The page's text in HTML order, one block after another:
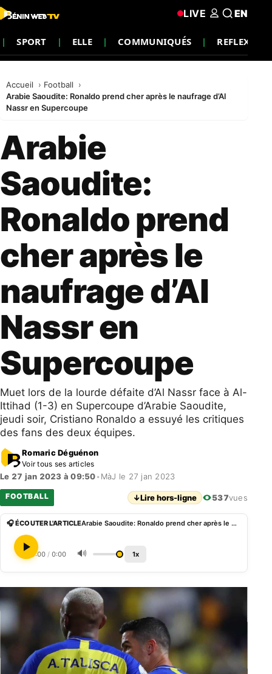
SPORT ELLE COMMUNIQUÉS REFLEXION
LIVE EN
Accueil
Football
Arabie Saoudite: Ronaldo prend cher après le naufrage d’Al
Nassr en Supercoupe
Arabie
Saoudite:
Ronaldo prend
cher après le
naufrage d’Al
Nassr en
Supercoupe
Muet lors de la lourde défaite d’Al Nassr face à Al-
Ittihad (1-3) en Supercoupe d’Arabie Saoudite,
jeudi soir, Cristiano Ronaldo a essuyé les critiques
des fans des deux équipes.
Romaric Déguénon
Voir tous ses articles
Le 27 jan 2023 à 09:50• MàJ le 27 jan 2023
FOOTBALL ↓Lire hors-ligne 537vues
🎧 ÉCOUTER L'ARTICLE Arabie Saoudite: Ronaldo prend cher après le naufrage d’Al Nassr en Supercoupe
0:00 / 0:00 🔊 1x